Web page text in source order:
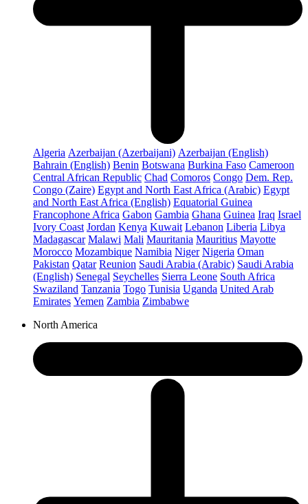
Algeria Azerbaijan (Azerbaijani) Azerbaijan (English)
Bahrain (English) Benin Botswana Burkina Faso Cameroon
Central African Republic Chad Comoros Congo Dem. Rep.
Congo (Zaire) Egypt and North East Africa (Arabic) Egypt
and North East Africa (English) Equatorial Guinea
Francophone Africa Gabon Gambia Ghana Guinea Iraq Israel
Ivory Coast Jordan Kenya Kuwait Lebanon Liberia Libya
Madagascar Malawi Mali Mauritania Mauritius Mayotte
Morocco Mozambique Namibia Niger Nigeria Oman
Pakistan Qatar Reunion Saudi Arabia (Arabic) Saudi Arabia
(English) Senegal Seychelles Sierra Leone South Africa
Swaziland Tanzania Togo Tunisia Uganda United Arab
Emirates Yemen Zambia Zimbabwe
North America